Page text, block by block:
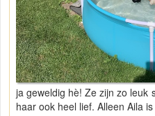
ja geweldig hè! Ze zijn zo leuk
haar ook heel lief. Alleen Aila is